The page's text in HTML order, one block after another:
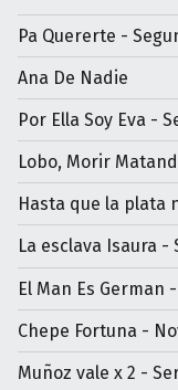
Pa Quererte -
Ana De Nadie
Por Ella Soy Eva -
Lobo, Morir
Hasta que la plata
La esclava Isaura -
El Man Es German
Chepe Fortuna -
Muñoz vale x 2 -